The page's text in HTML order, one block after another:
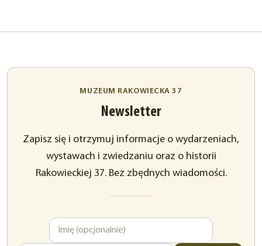
MUZEUM RAKOWIECKA 37
Newsletter
Zapisz się i otrzymuj informacje o wydarzeniach,
wystawach i zwiedzaniu oraz o historii
Rakowieckiej 37. Bez zbędnych wiadomości.